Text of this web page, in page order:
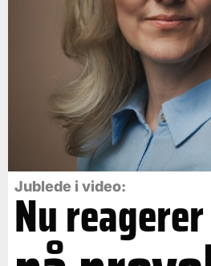
Jublede i video:
Nu